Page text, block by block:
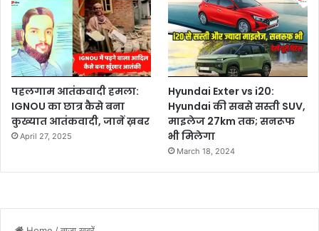
पहलगाम आतंकवादी हमला:
IGNOU का छात्र कैसे बना
कुख्यात आतंकवादी, जानें ख़बर
April 27, 2025
Hyundai Exter vs i20:
Hyundai की सबसे सस्ती SUV,
माइलेज 27km तक; सनरूफ
भी मिलेगा
March 18, 2024